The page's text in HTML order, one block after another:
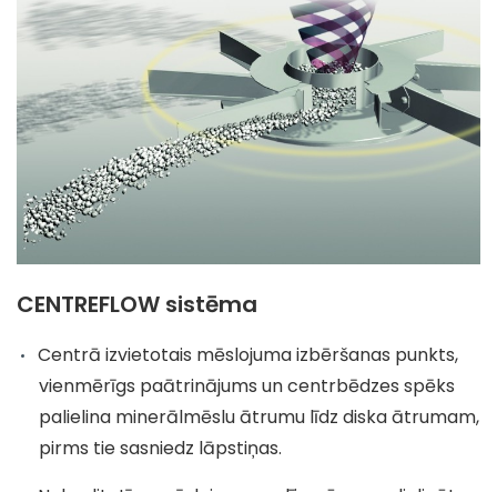
CENTREFLOW sistēma
Centrā izvietotais mēslojuma izbēršanas punkts,
vienmērīgs paātrinājums un centrbēdzes spēks
palielina minerālmēslu ātrumu līdz diska ātrumam,
pirms tie sasniedz lāpstiņas.